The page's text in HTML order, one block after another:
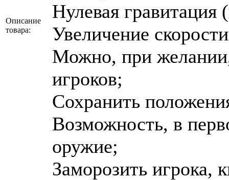
Описание
товара:
Нулевая
Увеличение
Можно, при
игроков;
Сохранить
Возможность, в
оружие;
Заморозить игрока,